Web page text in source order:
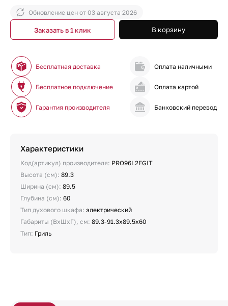
Обновление цен от 03 августа 2026
В корзину
Заказать в 1 клик
Бесплатная доставка
Бесплатное подключение
Гарантия производителя
Оплата наличными
Оплата картой
Банковский перевод
Характеристики
Код(артикул) производителя: PRO96L2EGIT
Высота (см): 89.3
Ширина (см): 89.5
Глубина (см): 60
Тип духового шкафа: электрический
Габариты (ВхШхГ), см: 89.3-91.3х89.5х60
Тип: Гриль